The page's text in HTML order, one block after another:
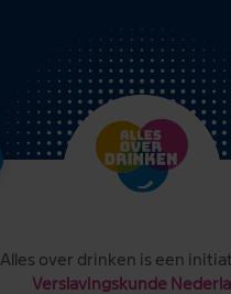
Alles over drinken is een
Verslavingskunde